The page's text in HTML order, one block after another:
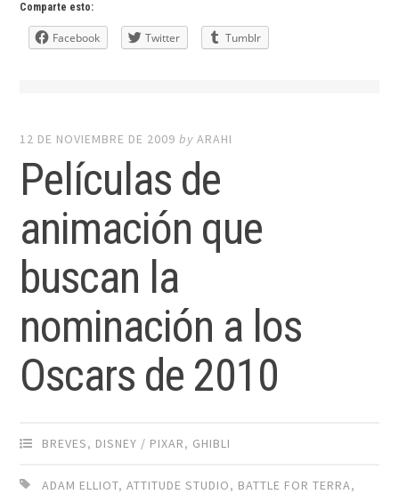
Comparte esto:
Facebook Twitter Tumblr
12 DE NOVIEMBRE DE 2009 byARAHI
Películas de
animación que
buscan la
nominación a los
Oscars de 2010
BREVES, DISNEY / PIXAR, GHIBLI
ADAM ELLIOT,ATTITUDE STUDIO, BATTLE FOR TERRA,